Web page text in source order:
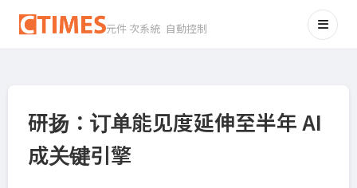
元件 次系統 自動控制
研扬：订单能见度延伸至半年 AI
成关键引擎